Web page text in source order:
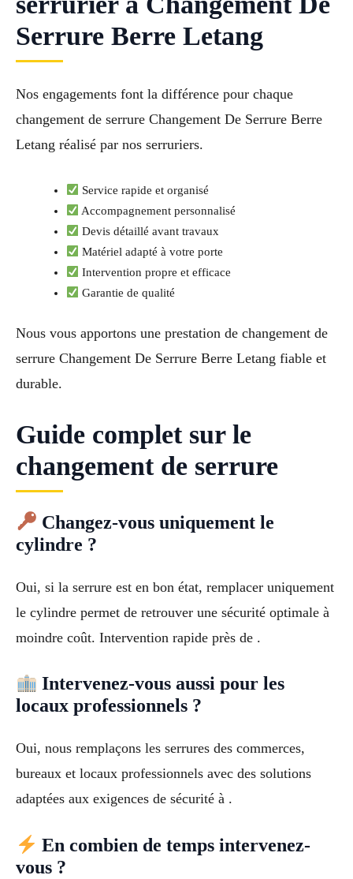
Serrure Berre Letang
Nos engagements font la différence pour chaque
changement de serrure Changement De Serrure Berre
Letang réalisé par nos serruriers.
Service rapide et organisé
Accompagnement personnalisé
Devis détaillé avant travaux
Matériel adapté à votre porte
Intervention propre et efficace
Garantie de qualité
Nous vous apportons une prestation de changement de
serrure Changement De Serrure Berre Letang fiable et
durable.
Guide complet sur le
changement de serrure
Changez-vous uniquement le
cylindre ?
Oui, si la serrure est en bon état, remplacer uniquement
le cylindre permet de retrouver une sécurité optimale à
moindre coût. Intervention rapide près de .
Intervenez-vous aussi pour les
locaux professionnels ?
Oui, nous remplaçons les serrures des commerces,
bureaux et locaux professionnels avec des solutions
adaptées aux exigences de sécurité à .
En combien de temps intervenez-
vous ?